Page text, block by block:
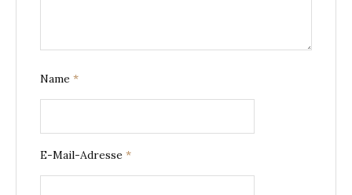
Name *
E-Mail-Adresse *